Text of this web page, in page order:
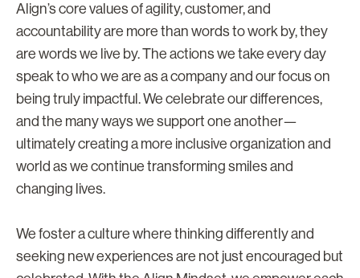
Align’s core values of agility, customer, and
accountability are more than words to work by, they
are words we live by. The actions we take every day
speak to who we are as a company and our focus on
being truly impactful. We celebrate our differences,
and the many ways we support one another—
ultimately creating a more inclusive organization and
world as we continue transforming smiles and
changing lives.
We foster a culture where thinking differently and
seeking new experiences are not just encouraged but